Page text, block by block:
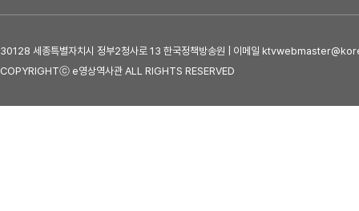
30128 세종특별자치시 정부2청사로 13 한국정책방송원 | 이메일
COPYRIGHTⓒ e영상역사관 ALL RIGHTS RESERVED